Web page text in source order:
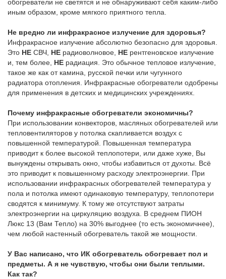
обогреватели не светятся и не обнаруживают себя каким-либо
иным образом, кроме мягкого приятного тепла.
Не вредно ли инфракрасное излучение для здоровья?
Инфракрасное излучение абсолютно безопасно для здоровья.
Это НЕ СВЧ, НЕ радиоволновое, НЕ рентгеновское излучение
и, тем более, НЕ радиация. Это обычное тепловое излучение,
такое же как от камина, русской печки или чугунного
радиатора отопления. Инфракрасные обогреватели одобрены
для применения в детских и медицинских учреждениях.
Почему инфракрасные обогреватели экономичны?
При использовании конвекторов, масляных обогревателей или
тепловентиляторов у потолка скапливается воздух с
повышенной температурой. Повышенная температура
приводит к более высокой теплопотери, или даже хуже, Вы
вынуждены открывать окно, чтобы избавиться от духоты. Всё
это приводит к повышенному расходу электроэнергии. При
использовании инфракрасных обогревателей температура у
пола и потолка имеют одинаковую температуру, теплопотери
сводятся к минимуму. К тому же отсутствуют затраты
электроэнергии на циркуляцию воздуха. В среднем ПИОН
Люкс 13 (Вам Тепло) на 30% выгоднее (то есть экономичнее),
чем любой настенный обогреватель такой же мощности.
У Вас написано, что ИК обогреватель обогревает пол и
предметы. А я не чувствую, чтобы они были теплыми.
Как так?